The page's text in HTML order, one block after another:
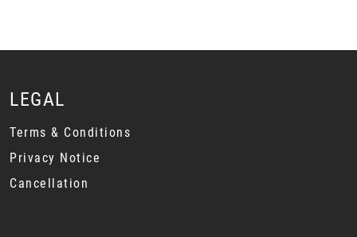
LEGAL
Terms & Conditions
Privacy Notice
Cancellation